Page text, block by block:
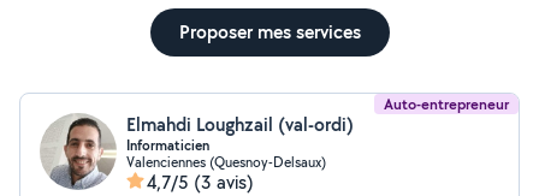
Proposer mes services
Auto-entrepreneur
Elmahdi Loughzail (val-ordi)
Informaticien
Valenciennes (Quesnoy-Delsaux)
4,7/5 (3 avis)